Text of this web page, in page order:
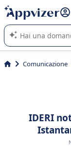
righe con
shift +
L'IA di Appvizer vi
software SaaS per
Comunicazione
IDERI